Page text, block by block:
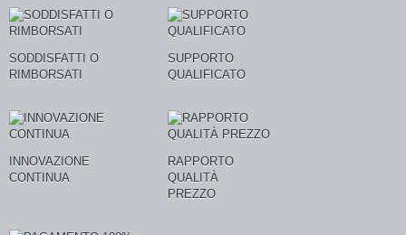
SODDISFATTI O
RIMBORSATI
SUPPORTO
QUALIFICATO
INNOVAZIONE
CONTINUA
RAPPORTO
QUALITÀ
PREZZO